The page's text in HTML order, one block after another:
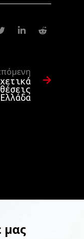
μας